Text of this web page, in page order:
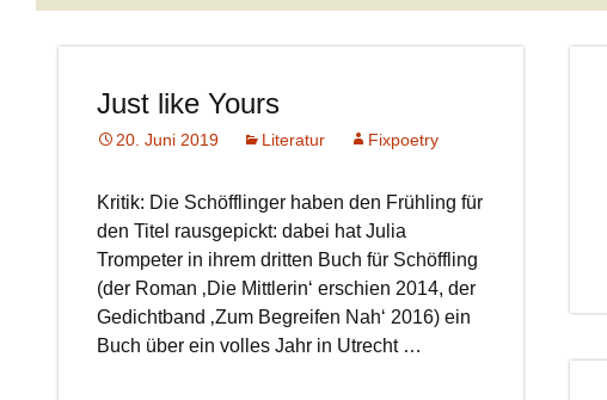
Just like Yours
20. Juni 2019 Literatur Fixpoetry
Kritik: Die Schöfflinger haben den Frühling für
den Titel rausgepickt: dabei hat Julia
Trompeter in ihrem dritten Buch für Schöffling
(der Roman ‚Die Mittlerin‘ erschien 2014, der
Gedichtband ‚Zum Begreifen Nah‘ 2016) ein
Buch über ein volles Jahr in Utrecht …